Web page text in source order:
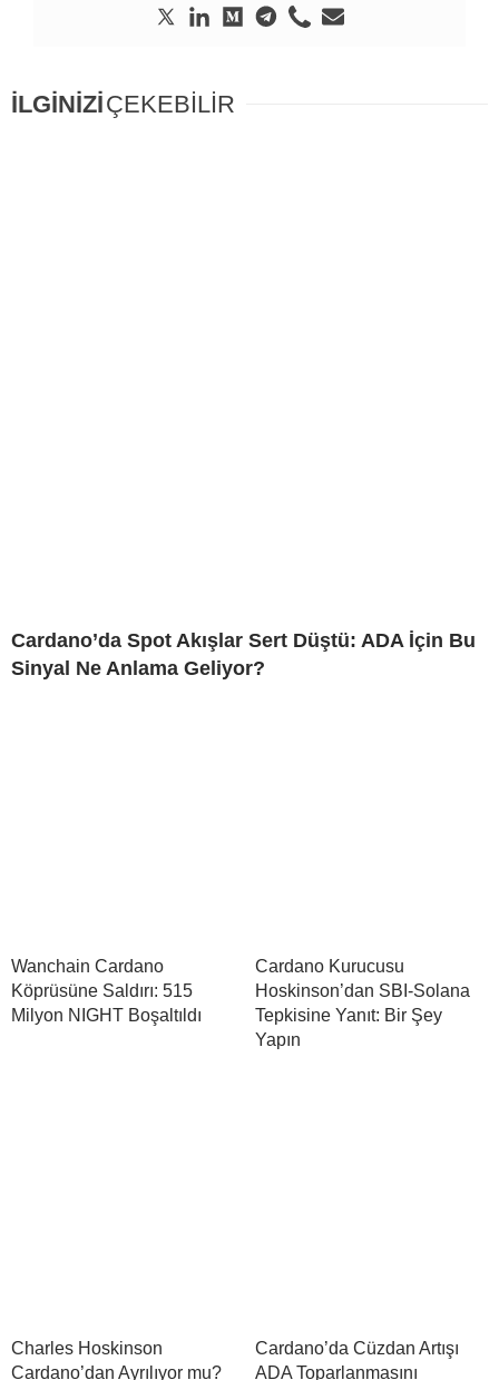
İLGİNİZİÇEKEBİLİR
Cardano’da Spot Akışlar Sert Düştü: ADA İçin Bu
Sinyal Ne Anlama Geliyor?
Wanchain Cardano
Köprüsüne Saldırı: 515
Milyon NIGHT Boşaltıldı
Cardano Kurucusu
Hoskinson’dan SBI-Solana
Tepkisine Yanıt: Bir Şey
Yapın
Charles Hoskinson
Cardano’dan Ayrılıyor mu?
Cardano’da Cüzdan Artışı
ADA Toparlanmasını